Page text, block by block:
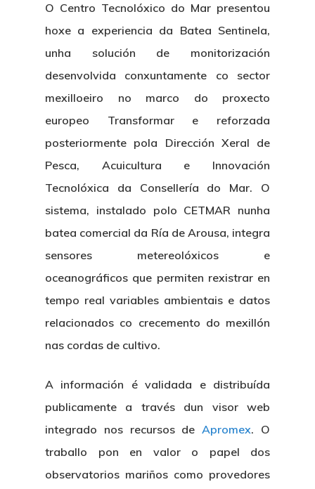
O Centro Tecnolóxico do Mar presentou
hoxe a experiencia da Batea Sentinela,
unha solución de monitorización
desenvolvida conxuntamente co sector
mexilloeiro no marco do proxecto
europeo Transformar e reforzada
posteriormente pola Dirección Xeral de
Pesca, Acuicultura e Innovación
Tecnolóxica da Consellería do Mar. O
sistema, instalado polo CETMAR nunha
batea comercial da Ría de Arousa, integra
sensores metereolóxicos e
oceanográficos que permiten rexistrar en
tempo real variables ambientais e datos
relacionados co crecemento do mexillón
nas cordas de cultivo.
A información é validada e distribuída
publicamente a través dun visor web
integrado nos recursos deApromex. O
traballo pon en valor o papel dos
observatorios mariños como provedores